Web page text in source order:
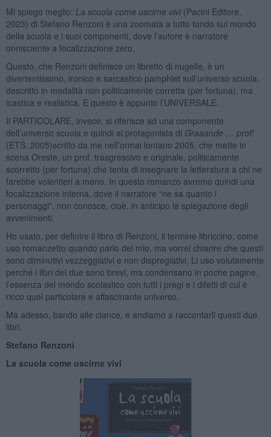
Mi spiego meglio: La scuola come uscirne vivi (Pacini Editore,
2023) di Stefano Renzoni è una zoomata a tutto tondo sul mondo
della scuola e i suoi componenti, dove l’autore è narratore
onnisciente a focalizzazione zero.
Questo, che Renzoni definisce un libretto di nugelle, è un
divertentissimo, ironico e sarcastico pamphlet sull’universo scuola,
descritto in modalità non politicamente corretta (per fortuna), ma
icastica e realistica. E questo è appunto l’UNIVERSALE.
Il PARTICOLARE, invece, si riferisce ad una componente
dell’universo scuola e quindi al protagonista di Graaande … prof!
(ETS, 2005)scritto da me nell’ormai lontano 2005, che mette in
scena Oreste, un prof. trasgressivo e originale, politicamente
scorretto (per fortuna) che tenta di insegnare la letteratura a chi ne
farebbe volentieri a meno. In questo romanzo avremo quindi una
focalizzazione interna, dove il narratore “ne sa quanto i
personaggi”, non conosce, cioè, in anticipo la spiegazione degli
avvenimenti.
Ho usato, per definire il libro di Renzoni, il termine libriccino, come
uso romanzetto quando parlo del mio, ma vorrei chiarire che questi
sono diminutivi vezzeggiativi e non dispregiativi. Li uso volutamente
perché i libri dei due sono brevi, ma condensano in poche pagine,
l’essenza del mondo scolastico con tutti i pregi e i difetti di cui è
ricco quel particolare e affascinante universo.
Ma adesso, bando alle ciance, e andiamo a raccontarli questi due
libri.
Stefano Renzoni
La scuola come uscirne vivi